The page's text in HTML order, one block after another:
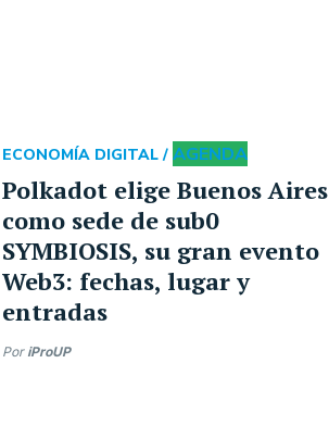
Polkadot elige Buenos Aires
como sede de sub0
SYMBIOSIS, su gran evento
Web3: fechas, lugar y
entradas
ECONOMÍA DIGITAL / AGENDA
Por iProUP